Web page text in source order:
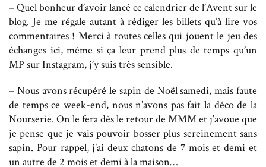
– Quel bonheur d’avoir lancé ce calendrier de l’Avent sur le
blog. Je me régale autant à rédiger les billets qu’à lire vos
commentaires ! Merci à toutes celles qui jouent le jeu des
échanges ici, même si ça leur prend plus de temps qu’un
MP sur Instagram, j’y suis très sensible.
– Nous avons récupéré le sapin de Noël samedi, mais faute
de temps ce week-end, nous n’avons pas fait la déco de la
Nourserie. On le fera dès le retour de MMM et j’avoue que
je pense que je vais pouvoir bosser plus sereinement sans
sapin. Pour rappel, j’ai deux chatons de 7 mois et demi et
un autre de 2 mois et demi à la maison…